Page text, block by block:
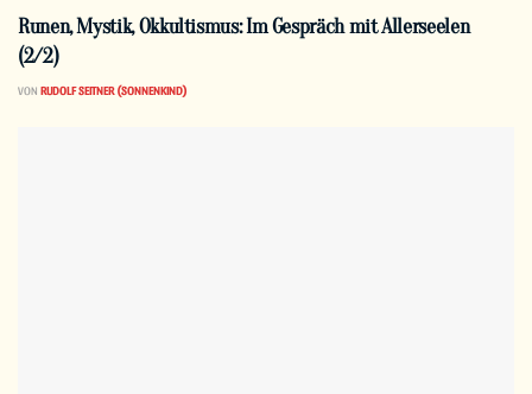
Runen, Mystik, Okkultismus: Im Gespräch mit Allerseelen
(2/2)
VON RUDOLF SEITNER (SONNENKIND)